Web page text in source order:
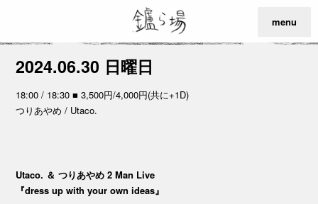
menu
2024.06.30 日曜日
18:00 / 18:30 ■ 3,500円/4,000円(共に+1D)
つりあやめ / Utaco.
Utaco. ＆ つりあやめ 2 Man Live
『dress up with your own ideas』